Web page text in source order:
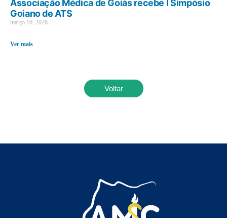
Associação Médica de Goiás recebe I Simpósio
Goiano de ATS
março 16, 2026
Ver mais
Voltar